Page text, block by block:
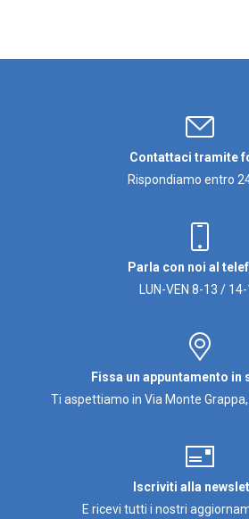
Contattaci tramite
Rispondiamo entro
Parla con noi al
LUN-VEN 8-13 /
Fissa un appuntamento in
Ti aspettiamo in Via Monte
Iscriviti alla
E ricevi tutti i nostri